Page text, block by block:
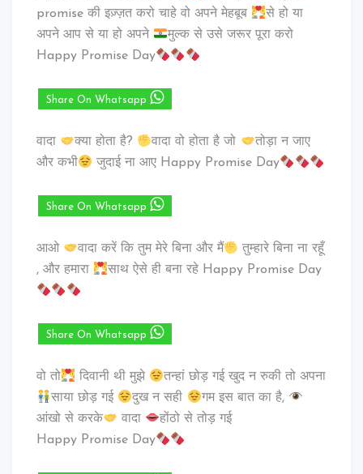
promise की इज़्ज़त करो चाहे वो अपने मेहबूब
से हो या
अपने आप से या हो अपने
मुल्क से उसे जरूर पूरा करो
Happy Promise Day
Share On Whatsapp
वादा क्या होता है? वादा वो होता है जो
तोड़ा न जाए
और कभी
जुदाई ना आए Happy Promise Day
Share On Whatsapp
आओ वादा करें कि तुम मेरे बिना और मैं
तुम्हारे बिना ना रहूँ
, और हमारा
साथ ऐसे ही बना रहे Happy Promise Day
Share On Whatsapp
वो तो दिवानी थी मुझे
तन्हां छोड़ गई खुद न रुकी तो अपना
साया छोड़ गई
दुख न सही
गम इस बात का है,
आंखो से करके
वादा
होंठो से तोड़ गई
Happy Promise Day